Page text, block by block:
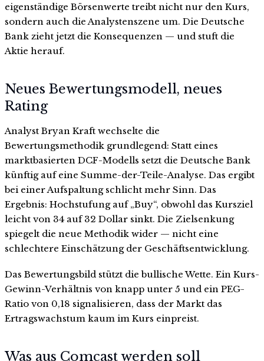
eigenständige Börsenwerte treibt nicht nur den Kurs,
sondern auch die Analystenszene um. Die Deutsche
Bank zieht jetzt die Konsequenzen — und stuft die
Aktie herauf.
Neues Bewertungsmodell, neues
Rating
Analyst Bryan Kraft wechselte die
Bewertungsmethodik grundlegend: Statt eines
marktbasierten DCF-Modells setzt die Deutsche Bank
künftig auf eine Summe-der-Teile-Analyse. Das ergibt
bei einer Aufspaltung schlicht mehr Sinn. Das
Ergebnis: Hochstufung auf „Buy“, obwohl das Kursziel
leicht von 34 auf 32 Dollar sinkt. Die Zielsenkung
spiegelt die neue Methodik wider — nicht eine
schlechtere Einschätzung der Geschäftsentwicklung.
Das Bewertungsbild stützt die bullische Wette. Ein Kurs-
Gewinn-Verhältnis von knapp unter 5 und ein PEG-
Ratio von 0,18 signalisieren, dass der Markt das
Ertragswachstum kaum im Kurs einpreist.
Was aus Comcast werden soll